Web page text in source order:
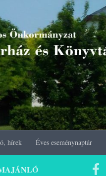
hírek Éves eseménynaptár